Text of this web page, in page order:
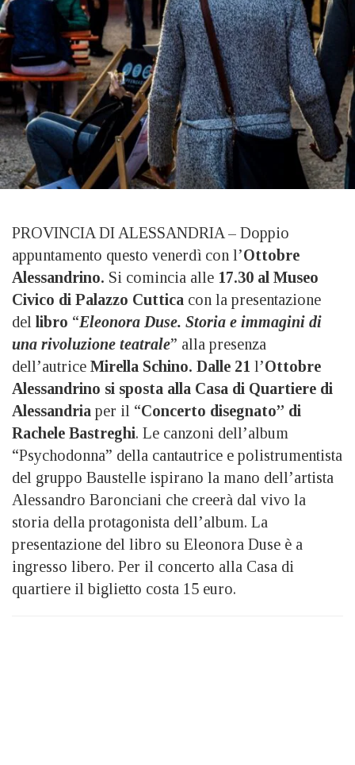
PROVINCIA DI ALESSANDRIA – Doppio
appuntamento questo venerdì con l’Ottobre
Alessandrino. Si comincia alle 17.30 al Museo
Civico di Palazzo Cuttica con la presentazione
del libro “Eleonora Duse. Storia e immagini di
una rivoluzione teatrale” alla presenza
dell’autrice Mirella Schino. Dalle 21 l’Ottobre
Alessandrino si sposta alla Casa di Quartiere di
Alessandria per il “Concerto disegnato” di
Rachele Bastreghi. Le canzoni dell’album
“Psychodonna” della cantautrice e polistrumentista
del gruppo Baustelle ispirano la mano dell’artista
Alessandro Baronciani che creerà dal vivo la
storia della protagonista dell’album. La
presentazione del libro su Eleonora Duse è a
ingresso libero. Per il concerto alla Casa di
quartiere il biglietto costa 15 euro.